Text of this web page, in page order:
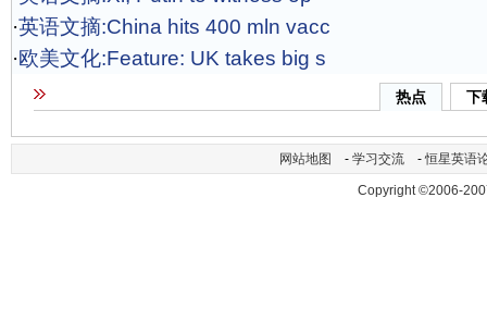
·英语文摘:China hits 400 mln vacc
·欧美文化:Feature: UK takes big s
热点 下
网站地图 - 学习交流 -恒星英语
Copyright ©2006-